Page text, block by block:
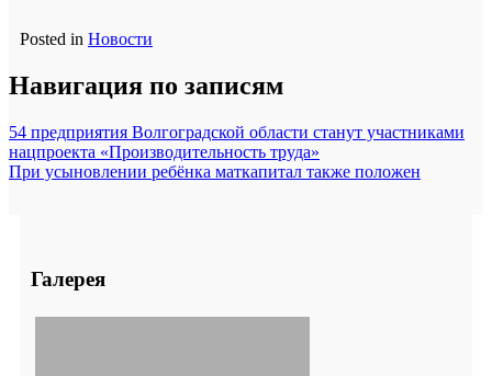
Posted in Новости
Навигация по записям
54 предприятия Волгоградской области станут участниками
нацпроекта «Производительность труда»
При усыновлении ребёнка маткапитал также положен
Галерея